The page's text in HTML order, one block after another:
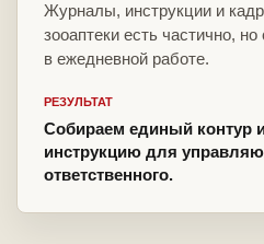
Журналы, инструкции и
зооаптеки есть частично,
в ежедневной работе.
РЕЗУЛЬТАТ
Собираем единый контур
инструкцию для
ответственного.